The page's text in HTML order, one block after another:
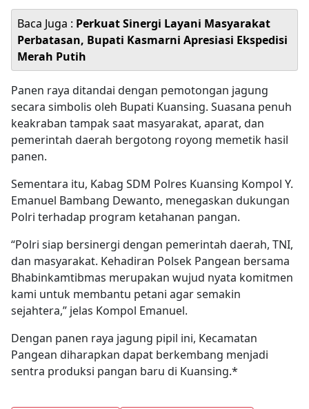
Baca Juga : Perkuat Sinergi Layani Masyarakat
Perbatasan, Bupati Kasmarni Apresiasi Ekspedisi
Merah Putih
Panen raya ditandai dengan pemotongan jagung
secara simbolis oleh Bupati Kuansing. Suasana penuh
keakraban tampak saat masyarakat, aparat, dan
pemerintah daerah bergotong royong memetik hasil
panen.
Sementara itu, Kabag SDM Polres Kuansing Kompol Y.
Emanuel Bambang Dewanto, menegaskan dukungan
Polri terhadap program ketahanan pangan.
“Polri siap bersinergi dengan pemerintah daerah, TNI,
dan masyarakat. Kehadiran Polsek Pangean bersama
Bhabinkamtibmas merupakan wujud nyata komitmen
kami untuk membantu petani agar semakin
sejahtera,” jelas Kompol Emanuel.
Dengan panen raya jagung pipil ini, Kecamatan
Pangean diharapkan dapat berkembang menjadi
sentra produksi pangan baru di Kuansing.*